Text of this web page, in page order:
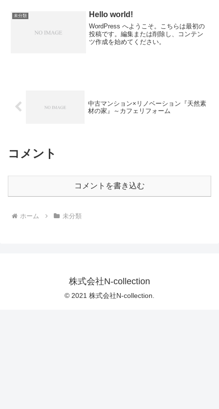
未分類 Hello world!
WordPress へようこそ。こちらは最初の
投稿です。編集または削除し、コンテン
ツ作成を始めてください。
中古マンション×リノベーション『天然素
材の家』～カフェリフォーム
コメント
コメントを書き込む
ホーム 未分類
株式会社N-collection
© 2021 株式会社N-collection.